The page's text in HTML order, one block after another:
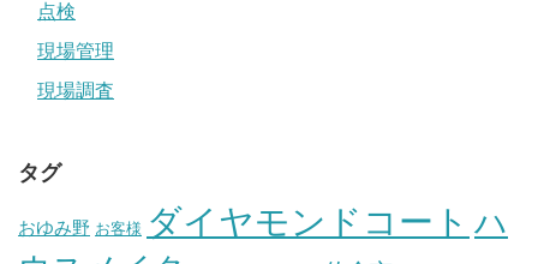
点検
現場管理
現場調査
タグ
おゆみ野 お客様 ダイヤモンドコート ハ